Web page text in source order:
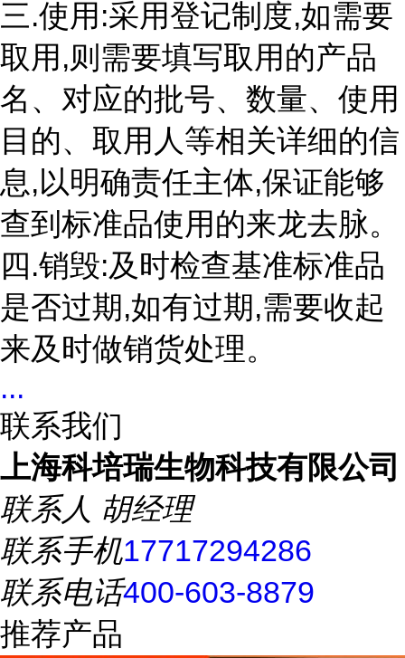
三.使用:采用登记制度,如需要
取用,则需要填写取用的产品
名、对应的批号、数量、使用
目的、取用人等相关详细的信
息,以明确责任主体,保证能够
查到标准品使用的来龙去脉。
四.销毁:及时检查基准标准品
是否过期,如有过期,需要收起
来及时做销货处理。
...
联系我们
上海科培瑞生物科技有限公司
联系人 胡经理
联系手机17717294286
联系电话400-603-8879
推荐产品